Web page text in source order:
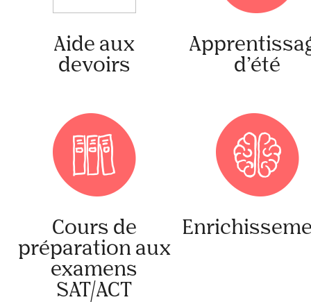
Aide aux
devoirs
d’été
Cours de
préparation aux
examens
SAT/ACT